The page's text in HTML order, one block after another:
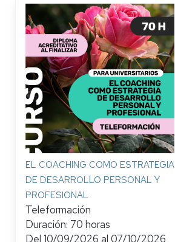
EL COACHING COMO ESTRATEGIA
DE DESARROLLO PERSONAL Y
PROFESIONAL
Teleformación
Duración: 70 horas
Del 10/09/2026 al 07/10/2026